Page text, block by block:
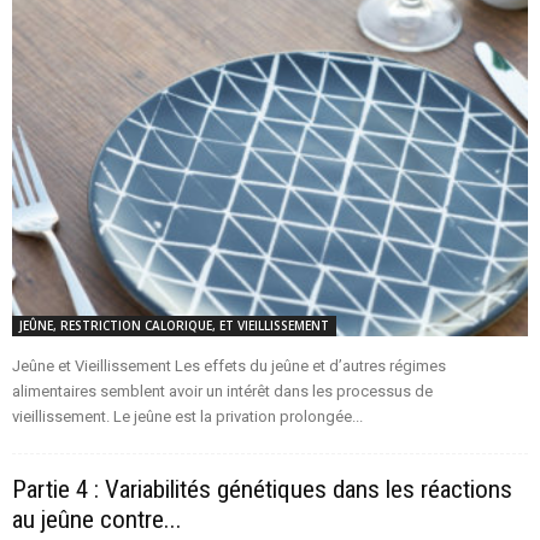
JEÛNE, RESTRICTION CALORIQUE, ET VIEILLISSEMENT
Jeûne et Vieillissement Les effets du jeûne et d’autres régimes
alimentaires semblent avoir un intérêt dans les processus de
vieillissement. Le jeûne est la privation prolongée...
Partie 4 : Variabilités génétiques dans les réactions
au jeûne contre...